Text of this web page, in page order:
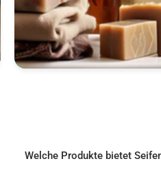
Welche Produkte bietet